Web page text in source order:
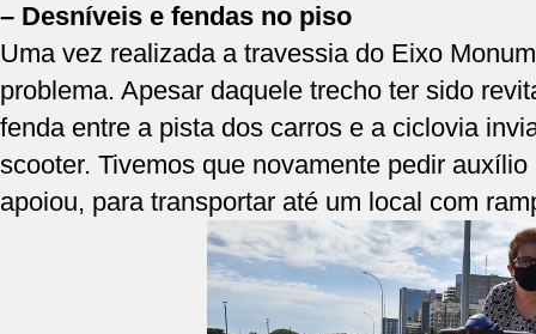
– Desníveis e fendas no piso
Uma vez realizada a travessia do Eixo
problema. Apesar daquele trecho ter sido
fenda entre a pista dos carros e a ciclovia
scooter. Tivemos que novamente pedir
apoiou, para transportar até um local com